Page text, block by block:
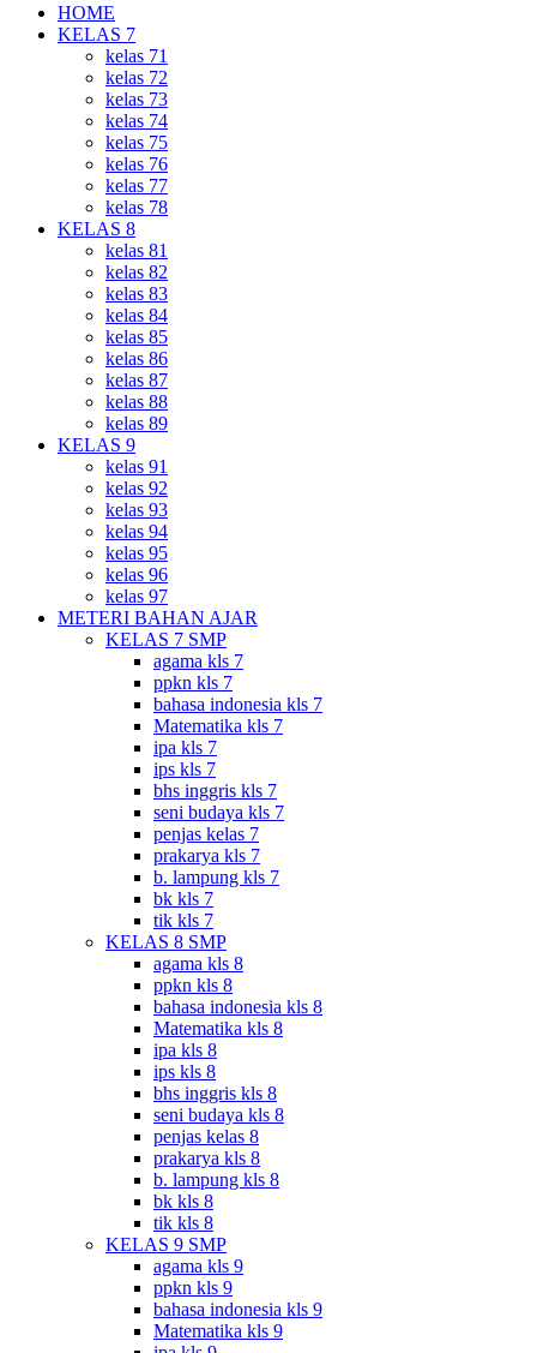
HOME
KELAS 7
kelas 71
kelas 72
kelas 73
kelas 74
kelas 75
kelas 76
kelas 77
kelas 78
KELAS 8
kelas 81
kelas 82
kelas 83
kelas 84
kelas 85
kelas 86
kelas 87
kelas 88
kelas 89
KELAS 9
kelas 91
kelas 92
kelas 93
kelas 94
kelas 95
kelas 96
kelas 97
METERI BAHAN AJAR
KELAS 7 SMP
agama kls 7
ppkn kls 7
bahasa indonesia kls 7
Matematika kls 7
ipa kls 7
ips kls 7
bhs inggris kls 7
seni budaya kls 7
penjas kelas 7
prakarya kls 7
b. lampung kls 7
bk kls 7
tik kls 7
KELAS 8 SMP
agama kls 8
ppkn kls 8
bahasa indonesia kls 8
Matematika kls 8
ipa kls 8
ips kls 8
bhs inggris kls 8
seni budaya kls 8
penjas kelas 8
prakarya kls 8
b. lampung kls 8
bk kls 8
tik kls 8
KELAS 9 SMP
agama kls 9
ppkn kls 9
bahasa indonesia kls 9
Matematika kls 9